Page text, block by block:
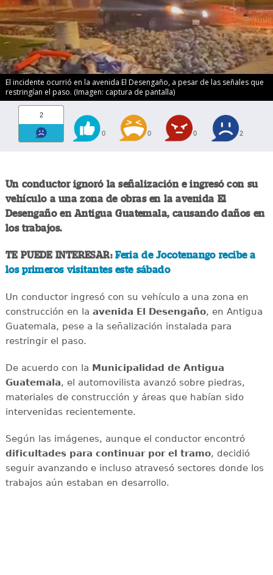
El incidente ocurrió en la avenida El Desengaño, a pesar de las señales que
restringían el paso. (Imagen: captura de pantalla)
2
0 0 0 2
Un conductor ignoró la señalización e ingresó con su
vehículo a una zona de obras en la avenida El
Desengaño en Antigua Guatemala, causando daños en
los trabajos.
TE PUEDE INTERESAR:Feria de Jocotenango recibe a
los primeros visitantes este sábado
Un conductor ingresó con su vehículo a una zona en
construcción en la avenida El Desengaño, en Antigua
Guatemala, pese a la señalización instalada para
restringir el paso.
De acuerdo con la Municipalidad de Antigua
Guatemala, el automovilista avanzó sobre piedras,
materiales de construcción y áreas que habían sido
intervenidas recientemente.
Según las imágenes, aunque el conductor encontró
dificultades para continuar por el tramo, decidió
seguir avanzando e incluso atravesó sectores donde los
trabajos aún estaban en desarrollo.